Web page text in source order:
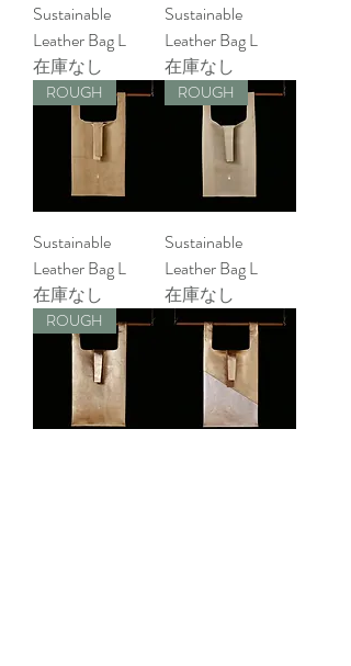
Sustainable
Leather Bag L
在庫なし
Sustainable
Leather Bag L
在庫なし
ROUGH
Sustainable
Leather Bag L
在庫なし
ROUGH
Sustainable
Leather Bag L
在庫なし
ROUGH